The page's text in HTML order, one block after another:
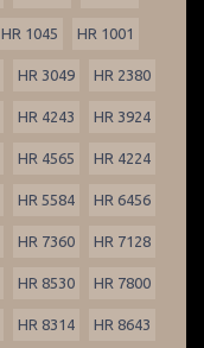
HR 1045 HR 1001
HR 3049 HR 2380
HR 4243 HR 3924
HR 4565 HR 4224
HR 5584 HR 6456
HR 7360 HR 7128
HR 8530 HR 7800
HR 8314 HR 8643